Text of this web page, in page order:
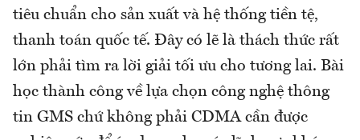
tiêu chuẩn cho sản xuất và hệ thống tiền tệ,
thanh toán quốc tế. Đây có lẽ là thách thức rất
lớn phải tìm ra lời giải tối ưu cho tương lai. Bài
học thành công về lựa chọn công nghệ thông
tin GMS chứ không phải CDMA cần được